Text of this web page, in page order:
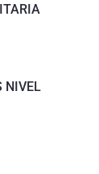
NIVEL